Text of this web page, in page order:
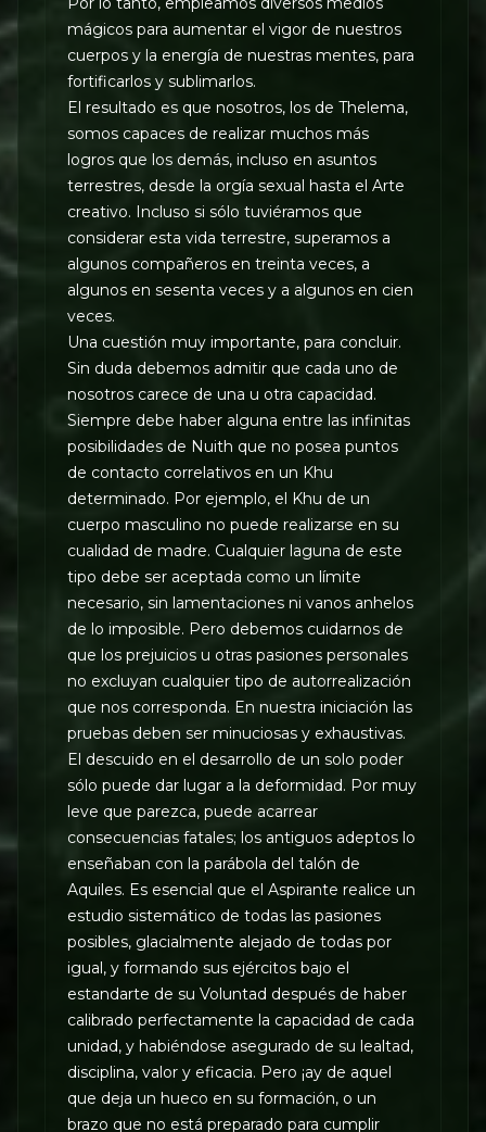
mágicos para aumentar el vigor de nuestros
cuerpos y la energía de nuestras mentes, para
fortificarlos y sublimarlos.
El resultado es que nosotros, los de Thelema,
somos capaces de realizar muchos más
logros que los demás, incluso en asuntos
terrestres, desde la orgía sexual hasta el Arte
creativo. Incluso si sólo tuviéramos que
considerar esta vida terrestre, superamos a
algunos compañeros en treinta veces, a
algunos en sesenta veces y a algunos en cien
veces.
Una cuestión muy importante, para concluir.
Sin duda debemos admitir que cada uno de
nosotros carece de una u otra capacidad.
Siempre debe haber alguna entre las infinitas
posibilidades de Nuith que no posea puntos
de contacto correlativos en un Khu
determinado. Por ejemplo, el Khu de un
cuerpo masculino no puede realizarse en su
cualidad de madre. Cualquier laguna de este
tipo debe ser aceptada como un límite
necesario, sin lamentaciones ni vanos anhelos
de lo imposible. Pero debemos cuidarnos de
que los prejuicios u otras pasiones personales
no excluyan cualquier tipo de autorrealización
que nos corresponda. En nuestra iniciación las
pruebas deben ser minuciosas y exhaustivas.
El descuido en el desarrollo de un solo poder
sólo puede dar lugar a la deformidad. Por muy
leve que parezca, puede acarrear
consecuencias fatales; los antiguos adeptos lo
enseñaban con la parábola del talón de
Aquiles. Es esencial que el Aspirante realice un
estudio sistemático de todas las pasiones
posibles, glacialmente alejado de todas por
igual, y formando sus ejércitos bajo el
estandarte de su Voluntad después de haber
calibrado perfectamente la capacidad de cada
unidad, y habiéndose asegurado de su lealtad,
disciplina, valor y eficacia. Pero ¡ay de aquel
que deja un hueco en su formación, o un
brazo que no está preparado para cumplir